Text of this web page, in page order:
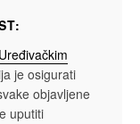
Uređivačkim
je osigurati
objavljene
uputiti